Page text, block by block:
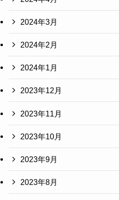
2024年3月
2024年2月
2024年1月
2023年12月
2023年11月
2023年10月
2023年9月
2023年8月